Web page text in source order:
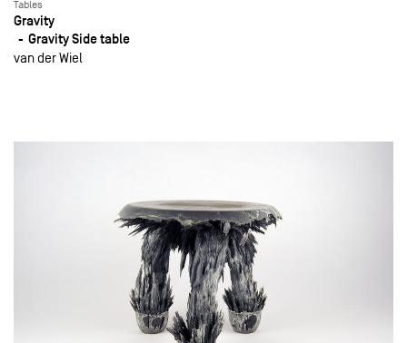
Tables
Gravity
Gravity Side table
van der Wiel